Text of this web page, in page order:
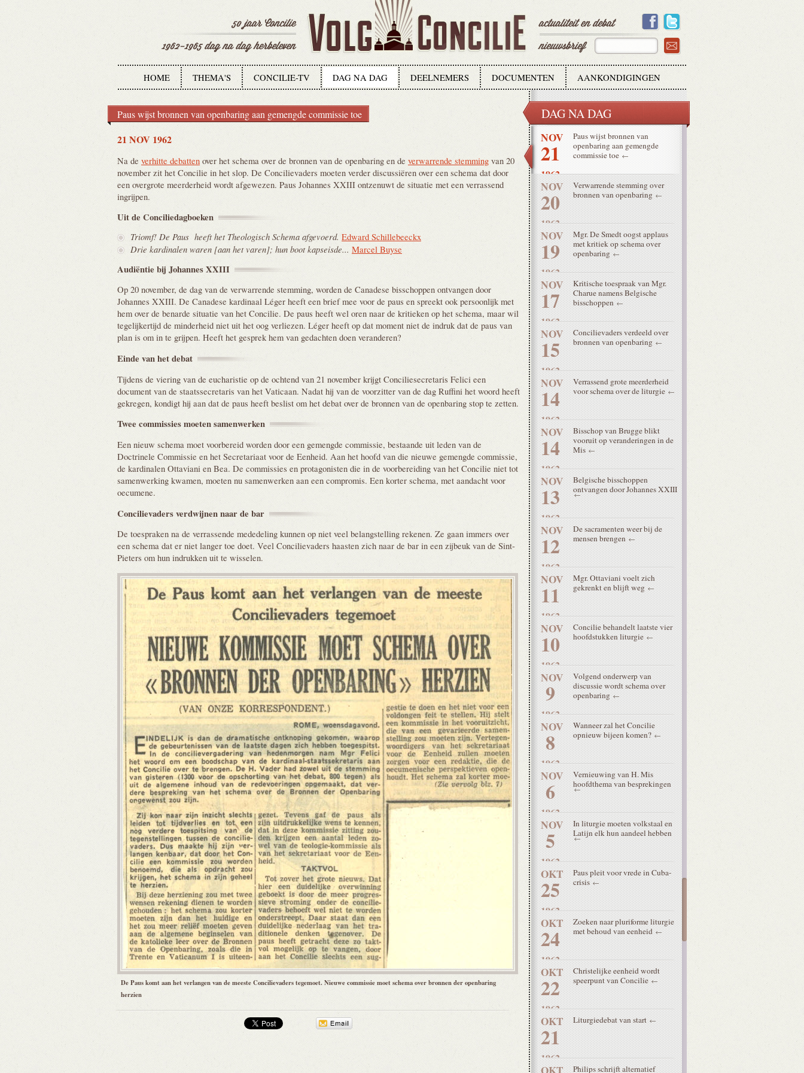
HOME THEMA'S CONCILIE-TV DAG NA DAG DEELNEMERS DOCUMENTEN AANKONDIGINGEN
Paus wijst bronnen van openbaring aan gemengde commissie toe
21 NOV 1962
Na de verhitte debatten over het schema over de bronnen van de openbaring en de verwarrende stemming van 20
november zit het Concilie in het slop. De Concilievaders moeten verder discussiëren over een schema dat door
een overgrote meerderheid wordt afgewezen. Paus Johannes XXIII ontzenuwt de situatie met een verrassend
ingrijpen.
Uit de Conciliedagboeken
Triomf! De Paus heeft het Theologisch Schema afgevoerd. Edward Schillebeeckx
Drie kardinalen waren [aan het varen]; hun boot kapseisde... Marcel Buyse
Audiëntie bij JohannesXXIII
Op 20 november, de dag van de verwarrende stemming, worden de Canadese bisschoppen ontvangen door
Johannes XXIII. De Canadese kardinaal Léger heeft een brief mee voor de paus en spreekt ook persoonlijk met
hem over de benarde situatie van het Concilie. De paus heeft wel oren naar de kritieken op het schema, maar wil
tegelijkertijd de minderheid niet uit het oog verliezen. Léger heeft op dat moment niet de indruk dat de paus van
plan is om in te grijpen. Heeft het gesprek hem van gedachten doen veranderen?
Einde van hetdebat
Tijdens de viering van de eucharistie op de ochtend van 21 november krijgt Conciliesecretaris Felici een
document van de staatssecretaris van het Vaticaan. Nadat hij van de voorzitter van de dag Ruffini het woord heeft
gekregen, kondigt hij aan dat de paus heeft beslist om het debat over de bronnen van de openbaring stop te zetten.
Twee commissies moetensamenwerken
Een nieuw schema moet voorbereid worden door een gemengde commissie, bestaande uit leden van de
Doctrinele Commissie en het Secretariaat voor de Eenheid. Aan het hoofd van die nieuwe gemengde commissie,
de kardinalen Ottaviani en Bea. De commissies en protagonisten die in de voorbereiding van het Concilie niet tot
samenwerking kwamen, moeten nu samenwerken aan een compromis. Een korter schema, met aandacht voor
oecumene.
Concilievaders verdwijnen naar de bar
De toespraken na de verrassende mededeling kunnen op niet veel belangstelling rekenen. Ze gaan immers over
een schema dat er niet langer toe doet. Veel Concilievaders haasten zich naar de bar in een zijbeuk van de Sint-
Pieters om hun indrukken uit te wisselen.
De Paus komt aan het verlangen van de meeste Concilievaders tegemoet. Nieuwe commissie moet schema over bronnen der openbaring
herzien
DAG NA DAG
1962
NOV
23
1962
Media ontspanningsthema voor
Concilievaders
NOV
23
1962
Schema over
niet geheel
NOV
21
1962
Paus wijst bronnen van
openbaring aan gemengde
commissie toe
NOV
20
1962
Verwarrende stemming over
bronnen van openbaring
NOV
19
1962
Mgr. De Smedt oogst applaus
met kritiek op schema over
openbaring
NOV
17
1962
Kritische toespraak van Mgr.
Charue namens Belgische
bisschoppen
NOV
15
1962
Concilievaders verdeeld over
bronnen van openbaring
NOV
14
1962
Verrassend grote meerderheid
voor schema over de liturgie
NOV
14
1962
Bisschop van Brugge blikt
vooruit op veranderingen in de
Mis
NOV
13
1962
Belgische bisschoppen
ontvangen door Johannes XXIII
NOV
12
1962
De sacramenten weer bij de
mensen brengen
NOV
11
1962
Mgr. Ottaviani voelt zich
gekrenkt en blijft weg
NOV
10
1962
Concilie behandelt laatste vier
hoofdstukken liturgie
NOV
9
1962
Volgend onderwerp van
discussie wordt schema over
openbaring
NOV
8
1962
Wanneer zal het Concilie
opnieuw bijeen komen?
NOV
6
1962
Vernieuwing van H. Mis
hoofdthema van besprekingen
NOV
5
1962
In liturgie moeten volkstaal en
Latijn elk hun aandeel hebben
OKT
25
1962
Paus pleit voor vrede in Cuba-
crisis
OKT
24
1962
Zoeken naar pluriforme liturgie
met behoud van eenheid
OKT
22
1962
Christelijke eenheid wordt
speerpunt van Concilie
OKT
21
1962
Liturgiedebat van start
Philips schrijft alternatief